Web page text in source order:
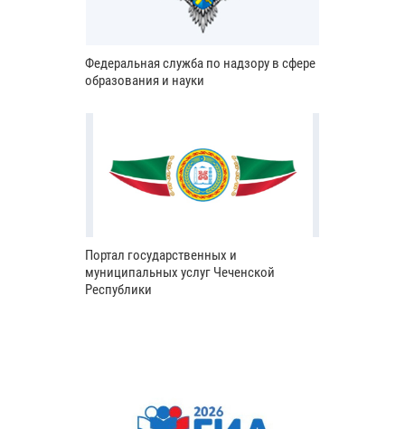
Федеральная служба по надзору в сфере
образования и науки
Портал государственных и
муниципальных услуг Чеченской
Республики